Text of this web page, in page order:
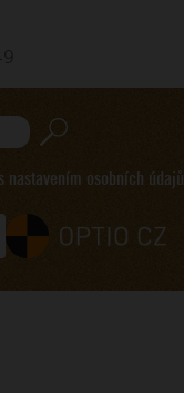
nastavením osobních údajů